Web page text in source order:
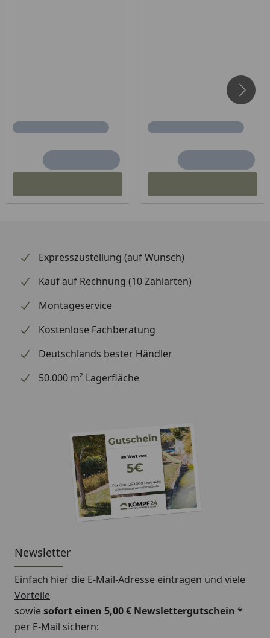
Expresszustellung (auf Wunsch)
Kauf auf Rechnung (10 Zahlarten)
Montageservice
Kostenlose Fachberatung
Deutschlands bester Händler
50.000 m² Lagerfläche
Newsletter
Einfach hier die E-Mail-Adresse eintragen und viele
Vorteile
sowiesofort einen 5,00 € Newslettergutschein *
per E-Mail sichern: